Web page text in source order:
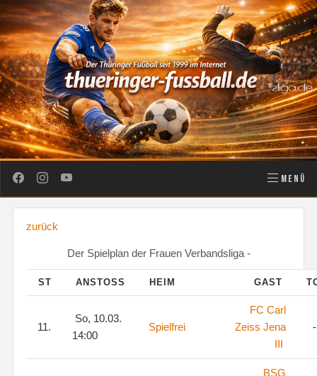
MENÜ
zurück
Der Spielplan der Frauen Verbandsliga -
ST ANSTOSS HEIM GAST
11.
So, 10.03.
14:00
Spielfrei
FC Carl
Zeiss Jena
III
BSG